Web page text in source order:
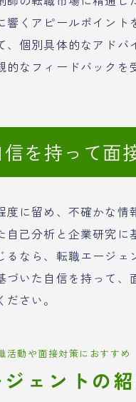
くアピールポイント
個別具体的なアド
なフィードバックを
を持って面
に留め、不確かな情
己分析と企業研究に
なら、転職エージェ
いた自信を持って、
さい。
活動や面接対策におすすめ
ェントの